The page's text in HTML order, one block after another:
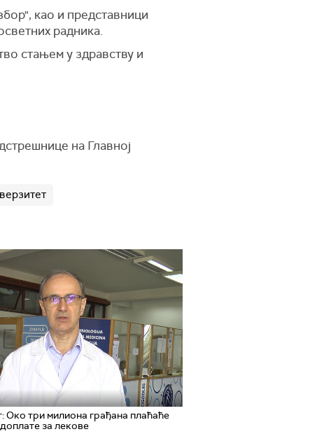
као и представници
радника.
стањем у здравству и
на Главној
Око три милиона грађана плаћаће
за лекове